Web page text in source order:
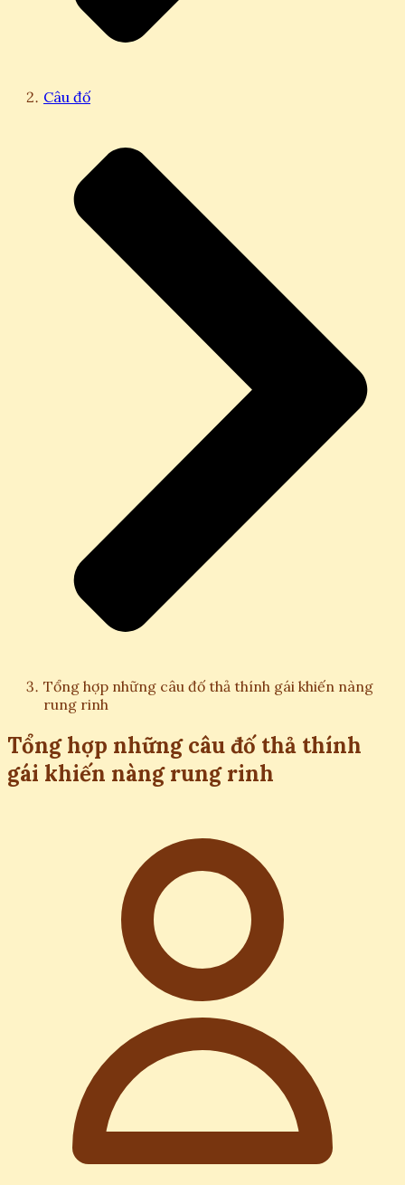
Câu đố
Tổng hợp những câu đố thả thính gái khiến nàng
rung rinh
Tổng hợp những câu đố thả thính
gái khiến nàng rung rinh